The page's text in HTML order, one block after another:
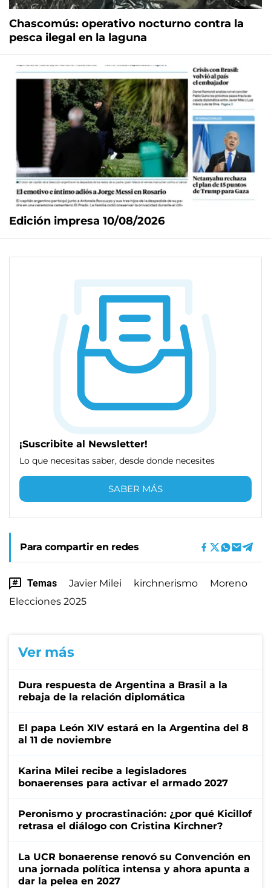
Chascomús: operativo nocturno contra la
pesca ilegal en la laguna
Edición impresa 10/08/2026
¡Suscribite al Newsletter!
Lo que necesitas saber, desde donde necesites
SABER MÁS
Para compartir en redes
Temas Javier Milei kirchnerismo
Moreno
Elecciones 2025
Ver más
Dura respuesta de Argentina a Brasil a la
rebaja de la relación diplomática
El papa León XIV estará en la Argentina del 8
al 11 de noviembre
Karina Milei recibe a legisladores
bonaerenses para activar el armado 2027
Peronismo y procrastinación: ¿por qué Kicillof
retrasa el diálogo con Cristina Kirchner?
La UCR bonaerense renovó su Convención en
una jornada política intensa y ahora apunta a
dar la pelea en 2027